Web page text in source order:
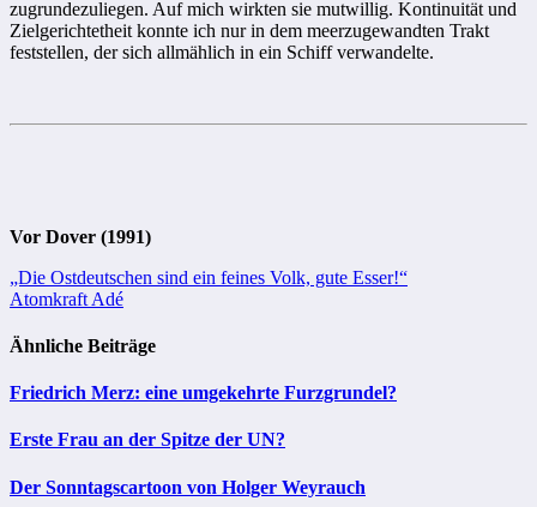
zugrundezuliegen. Auf mich wirkten sie mutwillig. Kontinuität und
Zielgerichtetheit konnte ich nur in dem meerzugewandten Trakt
feststellen, der sich allmählich in ein Schiff verwandelte.
Vor Dover (1991)
Beitragsnavigation
„Die Ostdeutschen sind ein feines Volk, gute Esser!“
Atomkraft Adé
Ähnliche Beiträge
Friedrich Merz: eine umgekehrte Furzgrundel?
Erste Frau an der Spitze der UN?
Der Sonntagscartoon von Holger Weyrauch